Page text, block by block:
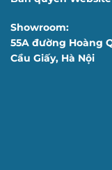
Showroom:
55A đường Hoàng
Cầu Giấy, Hà Nội